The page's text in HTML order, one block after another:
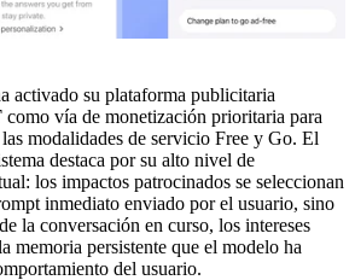
activado su plataforma publicitaria
como vía de monetización prioritaria para
modalidades de servicio Free y Go. El
destaca por su alto nivel de
los impactos patrocinados se seleccionan
inmediato enviado por el usuario, sino
la conversación en curso, los intereses
memoria persistente que el modelo ha
del usuario.